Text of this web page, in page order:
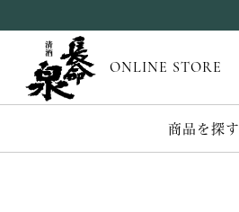
ONLINE STORE
商品を探す